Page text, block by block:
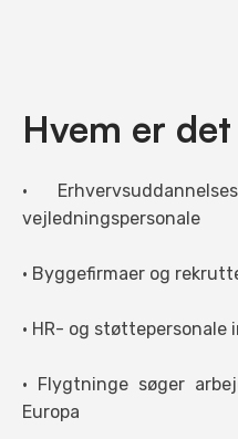
Hvem er
•
vejledningspersonale
• Byggefirmaer og
• HR- og
• Flygtninge søger
Europa